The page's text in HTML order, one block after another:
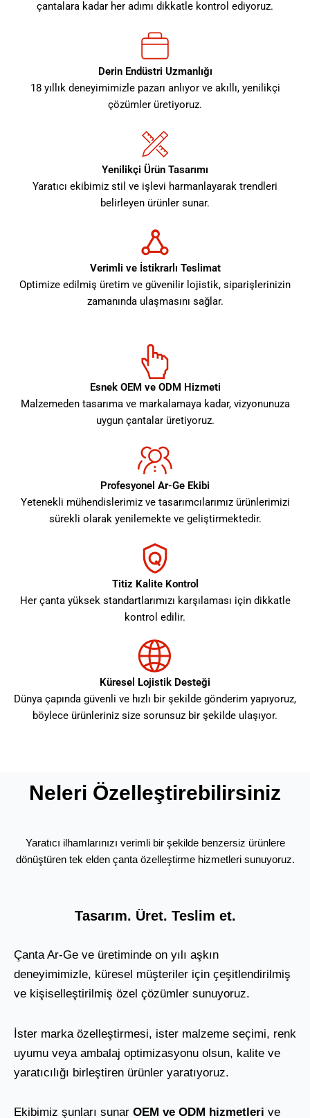
çantalara kadar her adımı dikkatle kontrol ediyoruz.
Derin Endüstri Uzmanlığı
18 yıllık deneyimimizle pazarı anlıyor ve akıllı, yenilikçi
çözümler üretiyoruz.
Yenilikçi Ürün Tasarımı
Yaratıcı ekibimiz stil ve işlevi harmanlayarak trendleri
belirleyen ürünler sunar.
Verimli ve İstikrarlı Teslimat
Optimize edilmiş üretim ve güvenilir lojistik, siparişlerinizin
zamanında ulaşmasını sağlar.
Esnek OEM ve ODM Hizmeti
Malzemeden tasarıma ve markalamaya kadar, vizyonunuza
uygun çantalar üretiyoruz.
Profesyonel Ar-Ge Ekibi
Yetenekli mühendislerimiz ve tasarımcılarımız ürünlerimizi
sürekli olarak yenilemekte ve geliştirmektedir.
Titiz Kalite Kontrol
Her çanta yüksek standartlarımızı karşılaması için dikkatle
kontrol edilir.
Küresel Lojistik Desteği
Dünya çapında güvenli ve hızlı bir şekilde gönderim yapıyoruz,
böylece ürünleriniz size sorunsuz bir şekilde ulaşıyor.
Neleri Özelleştirebilirsiniz
Yaratıcı ilhamlarınızı verimli bir şekilde benzersiz ürünlere
dönüştüren tek elden çanta özelleştirme hizmetleri sunuyoruz.
Tasarım. Üret. Teslim et.
Çanta Ar-Ge ve üretiminde on yılı aşkın
deneyimimizle, küresel müşteriler için çeşitlendirilmiş
ve kişiselleştirilmiş özel çözümler sunuyoruz.
İster marka özelleştirmesi, ister malzeme seçimi, renk
uyumu veya ambalaj optimizasyonu olsun, kalite ve
yaratıcılığı birleştiren ürünler yaratıyoruz.
Ekibimiz şunları sunar OEM ve ODM hizmetleri ve